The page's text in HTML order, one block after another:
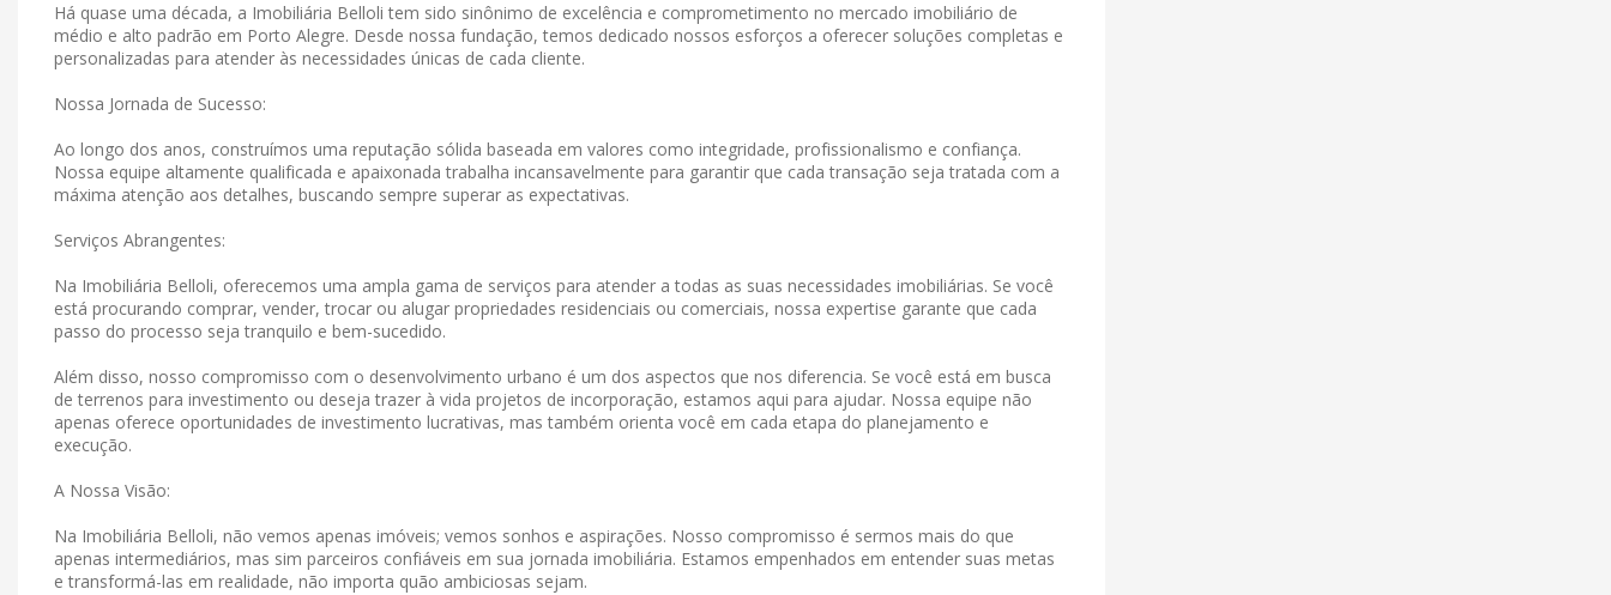
Há quase uma década, a Imobiliária Belloli tem sido sinônimo de excelência e comprometimento no mercado imobiliário de
médio e alto padrão em Porto Alegre. Desde nossa fundação, temos dedicado nossos esforços a oferecer soluções completas e
personalizadas para atender às necessidades únicas de cada cliente.
Nossa Jornada de Sucesso:
Ao longo dos anos, construímos uma reputação sólida baseada em valores como integridade, profissionalismo e confiança.
Nossa equipe altamente qualificada e apaixonada trabalha incansavelmente para garantir que cada transação seja tratada com a
máxima atenção aos detalhes, buscando sempre superar as expectativas.
Serviços Abrangentes:
Na Imobiliária Belloli, oferecemos uma ampla gama de serviços para atender a todas as suas necessidades imobiliárias. Se você
está procurando comprar, vender, trocar ou alugar propriedades residenciais ou comerciais, nossa expertise garante que cada
passo do processo seja tranquilo e bem-sucedido.
Além disso, nosso compromisso com o desenvolvimento urbano é um dos aspectos que nos diferencia. Se você está em busca
de terrenos para investimento ou deseja trazer à vida projetos de incorporação, estamos aqui para ajudar. Nossa equipe não
apenas oferece oportunidades de investimento lucrativas, mas também orienta você em cada etapa do planejamento e
execução.
A Nossa Visão:
Na Imobiliária Belloli, não vemos apenas imóveis; vemos sonhos e aspirações. Nosso compromisso é sermos mais do que
apenas intermediários, mas sim parceiros confiáveis ​​em sua jornada imobiliária. Estamos empenhados em entender suas metas
e transformá-las em realidade, não importa quão ambiciosas sejam.